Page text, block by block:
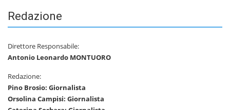
Redazione
Direttore Responsabile:
Antonio Leonardo MONTUORO
Redazione:
Pino Brosio: Giornalista
Orsolina Campisi: Giornalista